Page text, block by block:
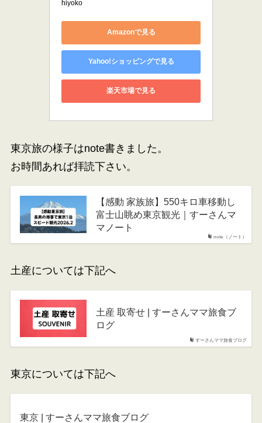
hiyoko
Amazonで見る
Yahoo!ショッピングで見る
楽天市場で見る
東京旅の様子はnote書きました。
お時間あれば拝読下さい。
note（ノート）
【感動 家族旅】550キロ車移動し
富士山眺め東京観光｜すーさんマ
マノート
土産については下記へ
すーさんママ旅食ブログ
土産 取寄せ | すーさんママ旅食ブ
ログ
東京については下記へ
東京 | すーさんママ旅食ブログ